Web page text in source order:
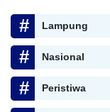
Lampung
Nasional
Peristiwa